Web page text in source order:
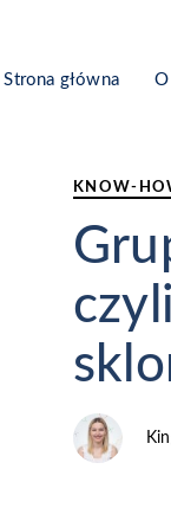
Strona główna O
KNOW-